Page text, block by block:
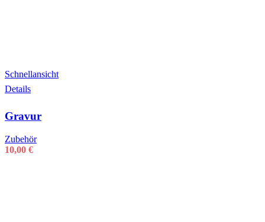
Schnellansicht
Details
Gravur
Zubehör
10,00 €